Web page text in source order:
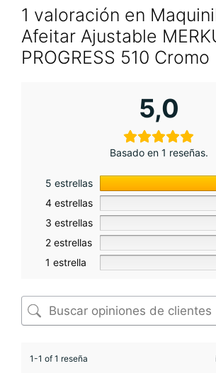
1 valoración en
Afeitar Ajustable
PROGRESS 510 Cromo
5,0
Basado en 1 reseñas.
5 estrellas
4 estrellas
3 estrellas
2 estrellas
1 estrella
1-1 of 1 reseña